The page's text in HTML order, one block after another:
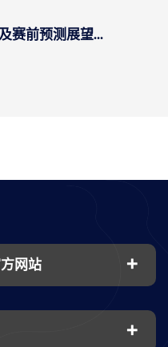
赛前预测展望...
网站